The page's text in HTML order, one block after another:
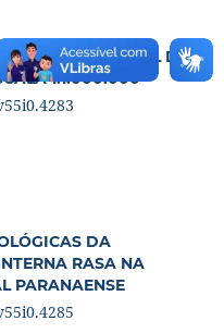
PARTE ORIENTAL DA
1:1.000.000
DA
RASA NA
PARANAENSE